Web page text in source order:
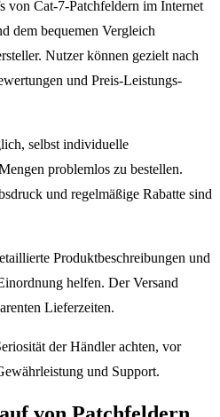
von Cat-7-Patchfeldern im Internet
dem bequemen Vergleich
Nutzer können gezielt nach
und Preis-Leistungs-
selbst individuelle
problemlos zu bestellen.
und regelmäßige Rabatte sind
Produktbeschreibungen und
helfen. Der Versand
Lieferzeiten.
der Händler achten, vor
und Support.